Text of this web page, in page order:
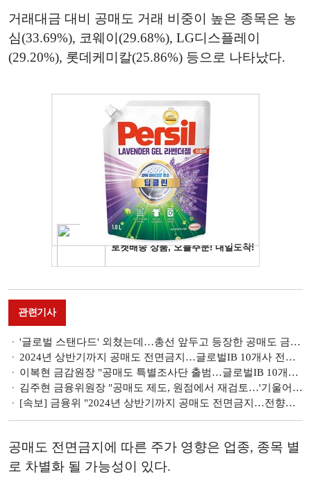
거래대금 대비 공매도 거래 비중이 높은 종목은 농
심(33.69%), 코웨이(29.68%), LG디스플레이
(29.20%), 롯데케미칼(25.86%) 등으로 나타났다.
관련기사
'글로벌 스탠다드' 외쳤는데…총선 앞두고 등장한 공매도 금지 [2024년 상반기까지 공매도 전면금지]
2024년 상반기까지 공매도 전면금지…글로벌IB 10개사 전수조사(종합)
이복현 금감원장 "공매도 특별조사단 출범…글로벌IB 10개사 전수조사"
김주현 금융위원장 "공매도 제도, 원점에서 재검토…'기울어진 운동장' 논란 근본적 해소할 것"
[속보] 금융위 "2024년 상반기까지 공매도 전면금지…전향적 제도 개선 추진"
공매도 전면금지에 따른 주가 영향은 업종, 종목 별
로 차별화 될 가능성이 있다.